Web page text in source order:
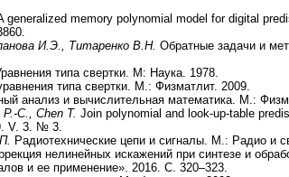
generalized memory polynomial model for digital
И.Э., Титаренко В.Н. Обратные задачи и
типа свертки. М: Наука. 1978.
типа свертки. М.: Физматлит. 2009.
анализ и вычислительная математика. М.:
C., Chen T. Join polynomial and look-up-table
V. 3. № 3.
Радиотехнические цепи и сигналы. М.: Радио и
нелинейных искажений при синтезе и
и ее применение». 2016. С. 320–323.